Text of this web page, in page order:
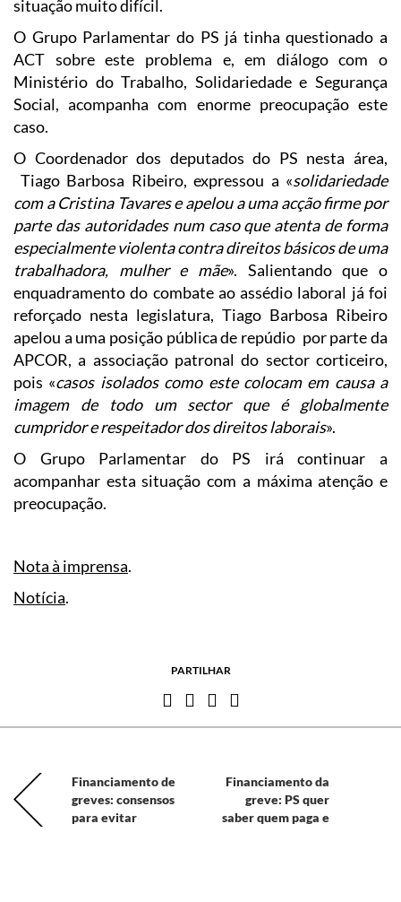
situação muito difícil.
O Grupo Parlamentar do PS já tinha questionado a
ACT sobre este problema e, em diálogo com o
Ministério do Trabalho, Solidariedade e Segurança
Social, acompanha com enorme preocupação este
caso.
O Coordenador dos deputados do PS nesta área,
Tiago Barbosa Ribeiro, expressou a «solidariedade
com a Cristina Tavares e apelou a uma acção firme por
parte das autoridades num caso que atenta de forma
especialmente violenta contra direitos básicos de uma
trabalhadora, mulher e mãe». Salientando que o
enquadramento do combate ao assédio laboral já foi
reforçado nesta legislatura, Tiago Barbosa Ribeiro
apelou a uma posição pública de repúdio por parte da
APCOR, a associação patronal do sector corticeiro,
pois «casos isolados como este colocam em causa a
imagem de todo um sector que é globalmente
cumpridor e respeitador dos direitos laborais».
O Grupo Parlamentar do PS irá continuar a
acompanhar esta situação com a máxima atenção e
preocupação.
Nota à imprensa.
Notícia.
PARTILHAR
Financiamento de
greves: consensos
para evitar
Financiamento da
greve: PS quer
saber quem paga e